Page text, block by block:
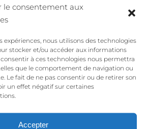
le consentement aux
expériences, nous utilisons des technologies
stocker et/ou accéder aux informations
à ces technologies nous permettra
que le comportement de navigation ou
Le fait de ne pas consentir ou de retirer son
un effet négatif sur certaines
Accepter
*